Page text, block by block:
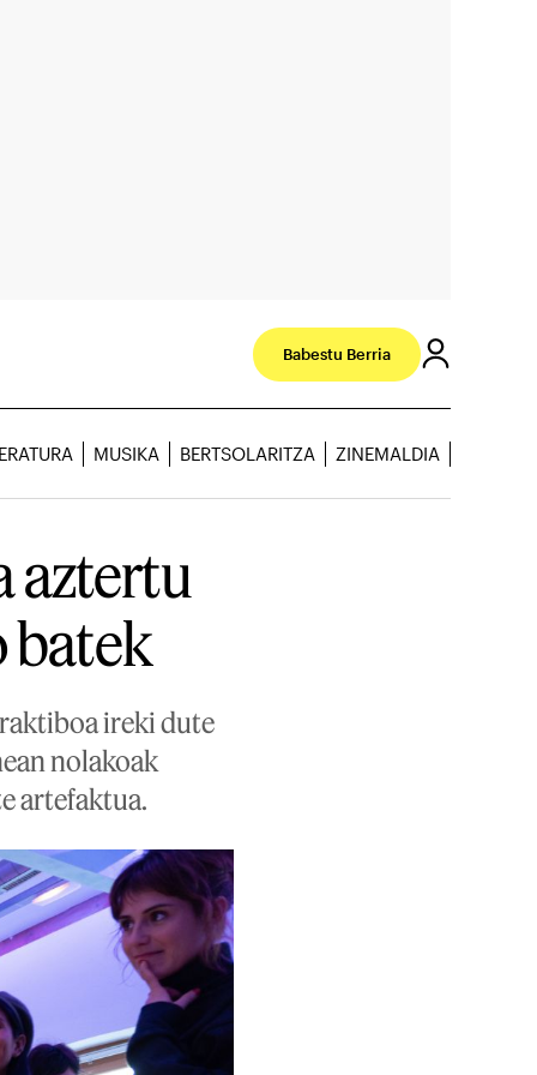
Babestu Berria
MUSIKA BERTSOLARITZA ZINEMALDIA
aztertu
batek
ireki dute
nolakoak
artefaktua.